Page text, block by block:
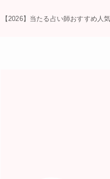
【2026】当たる占い師おすすめ人